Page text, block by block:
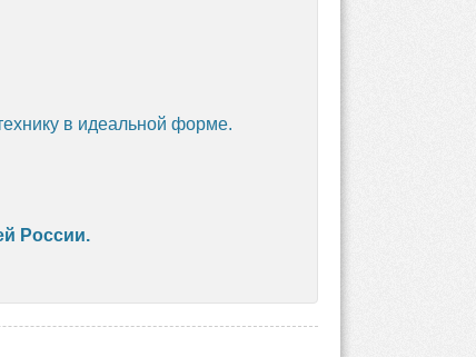
в идеальной форме.
России.